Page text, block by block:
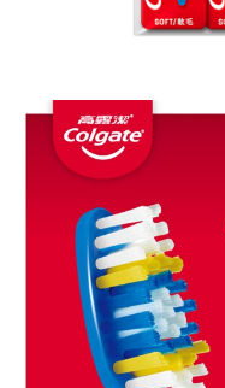
「AFTEE先享後付」，若未
請求用戶進行身份認證。
５．嚴禁一人註冊多個帳號
恩沛科技股份有限公司將有權